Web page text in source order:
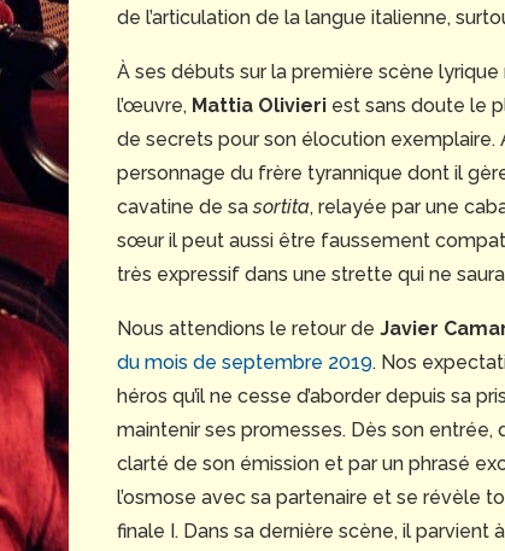
de l’articulation de la langue italienne,
À ses débuts sur la première scène
l’œuvre, Mattia Olivieri est sans doute le
de secrets pour son élocution exemplaire.
personnage du frère tyrannique dont il
cavatine de sasortita, relayée par une
sœur il peut aussi être faussement
très expressif dans une strette qui ne
Nous attendions le retour de Javier
du mois de septembre 2019. Nos
héros qu’il ne cesse d’aborder depuis sa
maintenir ses promesses. Dès son
clarté de son émission et par un phrasé
l’osmose avec sa partenaire et se révèle
finale I. Dans sa dernière scène, il parvient